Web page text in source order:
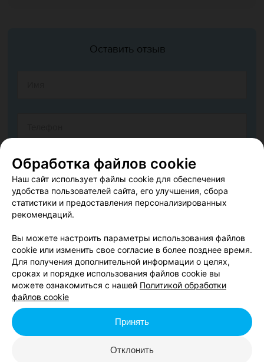
Оставить отзыв
Согласен опубликовать отзыв. Подробнее обусловиях
обработки персональных данныхимеханизме реализации
прав
Добавить отзыв
Обработка файлов cookie
Наш сайт использует файлы cookie для обеспечения
удобства пользователей сайта, его улучшения, сбора
статистики и предоставления персонализированных
рекомендаций.
Вы можете настроить параметры использования файлов
cookie или изменить свое согласие в более позднее время.
Для получения дополнительной информации о целях,
сроках и порядке использования файлов cookie вы
можете ознакомиться с нашей Политикой обработки
файлов cookie
Отклонить
Принять